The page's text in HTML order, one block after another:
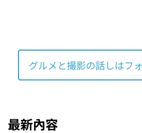
グルメと撮影の話しはフ
最新內容